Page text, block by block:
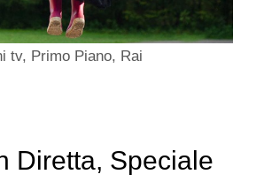
tv, Primo Piano, Rai
Diretta, Speciale